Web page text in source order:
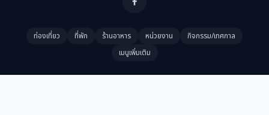
ท่องเที่ยว ที่พัก ร้านอาหาร หน่วยงาน
กิจกรรม/เทศกาล
เมนูเพิ่มเติม